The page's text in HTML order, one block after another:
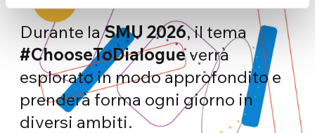
Durante laSMU 2026, il tema
#ChooseToDialogueverrà
esplorato in modo approfondito e
prenderà forma ogni giorno in
diversi ambiti.